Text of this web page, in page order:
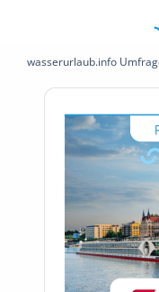
wasserurlaub.info